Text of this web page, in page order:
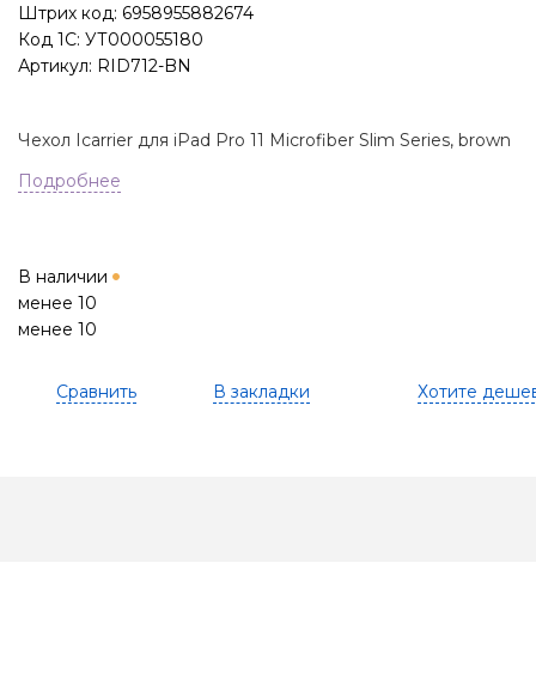
Штрих код: 6958955882674
Код 1С: УТ000055180
Артикул: RID712-BN
Чехол Icarrier для iPad Pro 11 Microfiber Slim Series, brown
Подробнее
В наличии
менее 10
менее 10
Сравнить В закладки Хотите